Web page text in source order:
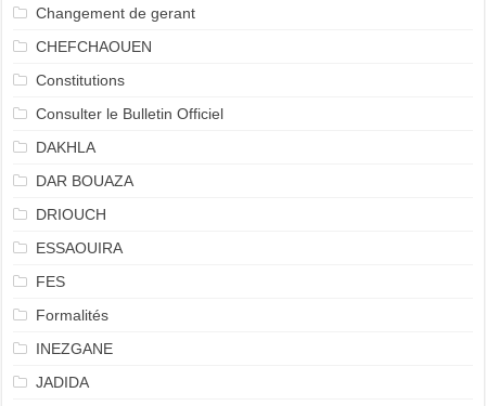
Changement de gerant
CHEFCHAOUEN
Constitutions
Consulter le Bulletin Officiel
DAKHLA
DAR BOUAZA
DRIOUCH
ESSAOUIRA
FES
Formalités
INEZGANE
JADIDA